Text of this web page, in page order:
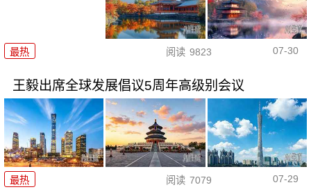
最热 阅读 9823 07-30
王毅出席全球发展倡议5周年高级别会议
最热 阅读 7079 07-29